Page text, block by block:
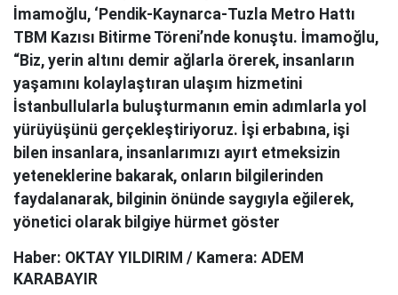
İmamoğlu, ‘Pendik-Kaynarca-Tuzla Metro Hattı
TBM Kazısı Bitirme Töreni’nde konuştu. İmamoğlu,
“Biz, yerin altını demir ağlarla örerek, insanların
yaşamını kolaylaştıran ulaşım hizmetini
İstanbullularla buluşturmanın emin adımlarla yol
yürüyüşünü gerçekleştiriyoruz. İşi erbabına, işi
bilen insanlara, insanlarımızı ayırt etmeksizin
yeteneklerine bakarak, onların bilgilerinden
faydalanarak, bilginin önünde saygıyla eğilerek,
yönetici olarak bilgiye hürmet göster
Haber: OKTAY YILDIRIM / Kamera: ADEM
KARABAYIR